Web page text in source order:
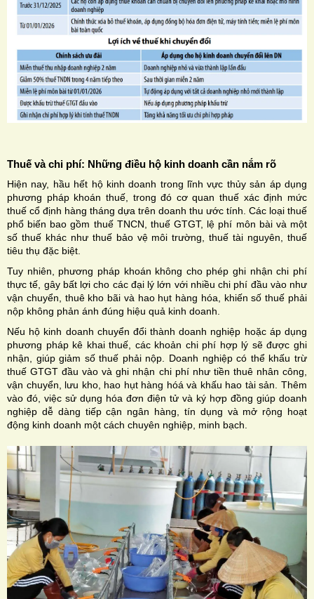
Thuế và chi phí: Những điều hộ kinh doanh cần nắm rõ
Hiện nay, hầu hết hộ kinh doanh trong lĩnh vực thủy sản áp dụng
phương pháp khoán thuế, trong đó cơ quan thuế xác định mức
thuế cổ định hàng tháng dựa trên doanh thu ước tính. Các loại thuế
phổ biến bao gồm thuế TNCN, thuế GTGT, lệ phí môn bài và một
số thuế khác như thuế bảo vệ môi trường, thuế tài nguyên, thuế
tiêu thụ đặc biệt.
Tuy nhiên, phương pháp khoán không cho phép ghi nhận chi phí
thực tế, gây bất lợi cho các đại lý lớn với nhiều chi phí đầu vào như
vận chuyển, thuê kho bãi và hao hụt hàng hóa, khiến số thuế phải
nộp không phản ánh đúng hiệu quả kinh doanh.
Nếu hộ kinh doanh chuyển đổi thành doanh nghiệp hoặc áp dụng
phương pháp kê khai thuế, các khoản chi phí hợp lý sẽ được ghi
nhận, giúp giảm số thuế phải nộp. Doanh nghiệp có thể khấu trừ
thuế GTGT đầu vào và ghi nhận chi phí như tiền thuê nhân công,
vận chuyển, lưu kho, hao hụt hàng hóá và khấu hao tài sản. Thêm
vào đó, việc sử dụng hóa đơn điện tử và ký hợp đồng giúp doanh
nghiệp dễ dàng tiếp cận ngân hàng, tín dụng và mở rộng hoạt
động kinh doanh một cách chuyên nghiệp, minh bạch.